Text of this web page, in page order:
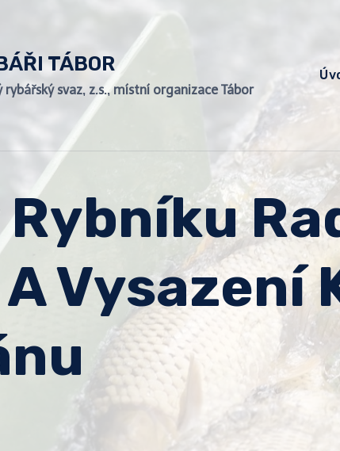
TÁBOR
rybářský svaz, z.s., místní organizace Tábor
Vysazení